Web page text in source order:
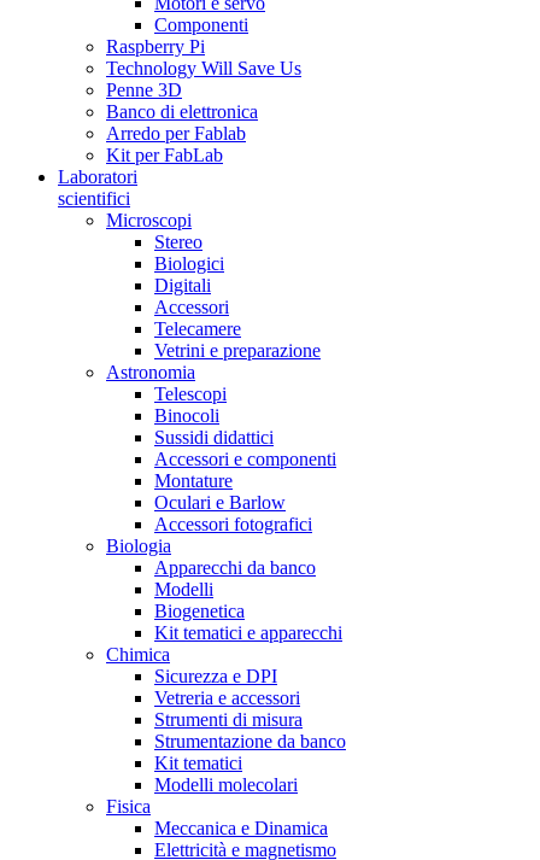
Componenti
Raspberry Pi
Technology Will Save Us
Penne 3D
Banco di elettronica
Arredo per Fablab
Kit per FabLab
Laboratori
scientifici
Microscopi
Stereo
Biologici
Digitali
Accessori
Telecamere
Vetrini e preparazione
Astronomia
Telescopi
Binocoli
Sussidi didattici
Accessori e componenti
Montature
Oculari e Barlow
Accessori fotografici
Biologia
Apparecchi da banco
Modelli
Biogenetica
Kit tematici e apparecchi
Chimica
Sicurezza e DPI
Vetreria e accessori
Strumenti di misura
Strumentazione da banco
Kit tematici
Modelli molecolari
Fisica
Meccanica e Dinamica
Elettricità e magnetismo